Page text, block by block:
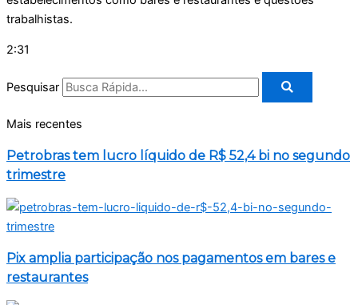
trabalhistas.
2:31
Pesquisar
Mais recentes
Petrobras tem lucro líquido de R$ 52,4 bi no segundo
trimestre
Pix amplia participação nos pagamentos em bares e
restaurantes